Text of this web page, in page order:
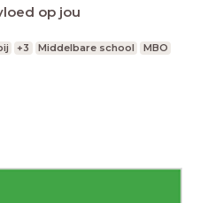
op jou
+3 Middelbare school
MBO